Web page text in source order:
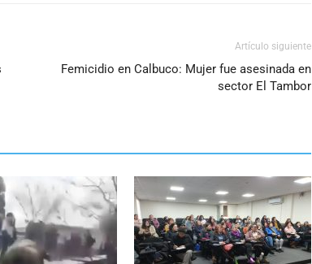
Artículo siguiente
Femicidio en Calbuco: Mujer fue asesinada en
sector El Tambor